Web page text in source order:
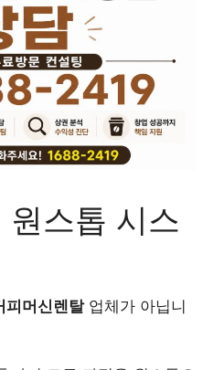
원스톱 시스
피머신렌탈업체가 아닙니